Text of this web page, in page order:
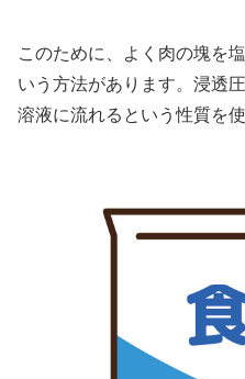
このために、よく肉の塊を
いう方法があります。浸透
溶液に流れるという性質を